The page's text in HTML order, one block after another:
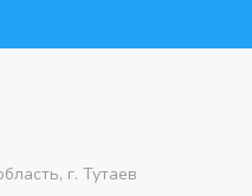
, г. Тутаев